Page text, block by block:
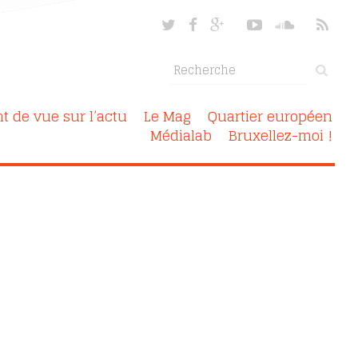
de vue sur l’actu Le Mag Quartier européen
Médialab Bruxellez-moi !